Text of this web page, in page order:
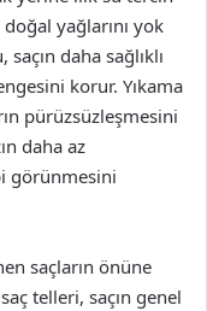
doğal yağlarını yok
daha sağlıklı
korur. Yıkama
pürüzsüzleşmesini
daha az
görünmesini
saçların önüne
telleri, saçın genel